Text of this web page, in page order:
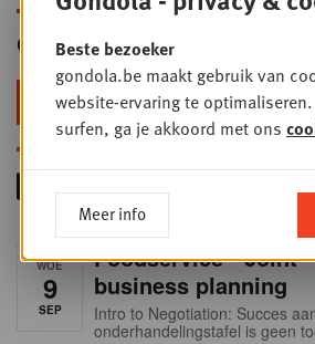
Gondola Newsletter
Blijf voorop in retail & foodservice!
WOE
9
SEP
Foodservice - Joint
business planning
Intro to Negotiation: Succes
onderhandelingstafel is geen
Beste bezoeker
gondola.be maakt gebruik van
website-ervaring te
surfen, ga je akkoord met ons
Meer info